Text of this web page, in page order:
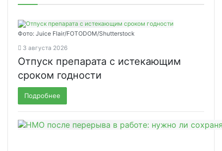
Фото: Juice Flair/FOTODOM/Shutterstoсk
3 августа 2026
Отпуск препарата с истекающим
сроком годности
Подробнее